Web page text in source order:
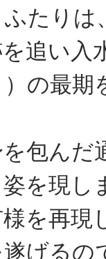
たりは
追い入
の最期
包んだ
を現し
を再現
げるの